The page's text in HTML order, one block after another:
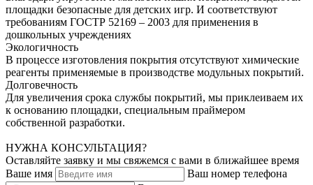
площадки безопасные для детских игр. И соответствуют
требованиям ГОСТР 52169 – 2003 для применения в
дошкольных учреждениях
Экологичность
В процессе изготовления покрытия отсутствуют химические
реагенты применяемые в производстве модульных покрытий.
Долговечность
Для увеличения срока службы покрытий, мы приклеиваем их
к основанию площадки, специальным праймером
собственной разработки.
НУЖНА КОНСУЛЬТАЦИЯ?
Оставляйте заявку и мы свяжемся с вами в ближайшее время
Ваше имя
Ваш номер телефона